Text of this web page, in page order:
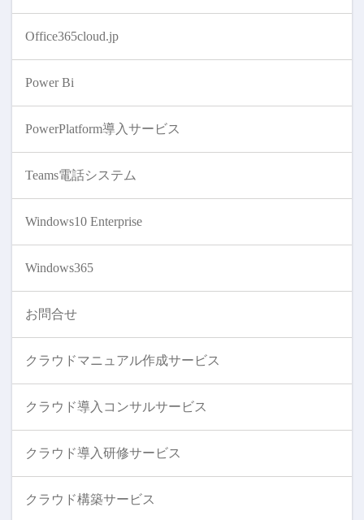
Office365cloud.jp
Power Bi
PowerPlatform導入サービス
Teams電話システム
Windows10 Enterprise
Windows365
お問合せ
クラウドマニュアル作成サービス
クラウド導入コンサルサービス
クラウド導入研修サービス
クラウド構築サービス